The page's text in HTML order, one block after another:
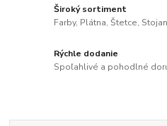
Široký sortiment
Farby, Plátna, Štetce,
Rýchle dodanie
Spoľahlivé a pohodlné